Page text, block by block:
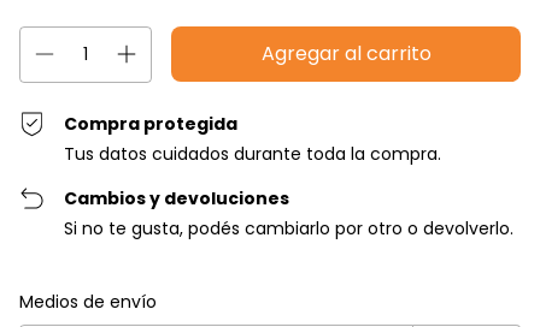
Compra protegida
Tus datos cuidados durante toda la compra.
Cambios y devoluciones
Si no te gusta, podés cambiarlo por otro o devolverlo.
Entregas para el CP:
Medios de envío